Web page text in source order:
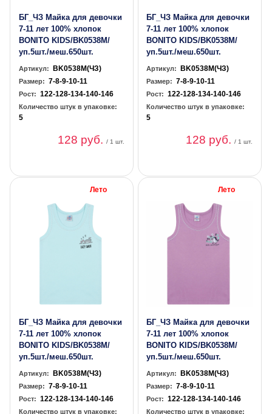
БГ_ЧЗ Майка для девочки
7-11 лет 100% хлопок
BONITO KIDS/BK0538M/
уп.5шт./меш.650шт.
Артикул: BK0538M(ЧЗ)
Размер: 7-8-9-10-11
Рост: 122-128-134-140-146
Количество штук в упаковке:
5
128 руб./ 1 шт.
БГ_ЧЗ Майка для девочки
7-11 лет 100% хлопок
BONITO KIDS/BK0538M/
уп.5шт./меш.650шт.
Артикул: BK0538M(ЧЗ)
Размер: 7-8-9-10-11
Рост: 122-128-134-140-146
Количество штук в упаковке:
5
128 руб./ 1 шт.
Лето
БГ_ЧЗ Майка для девочки
7-11 лет 100% хлопок
BONITO KIDS/BK0538M/
уп.5шт./меш.650шт.
Артикул: BK0538M(ЧЗ)
Размер: 7-8-9-10-11
Рост: 122-128-134-140-146
Количество штук в упаковке:
Лето
БГ_ЧЗ Майка для девочки
7-11 лет 100% хлопок
BONITO KIDS/BK0538M/
уп.5шт./меш.650шт.
Артикул: BK0538M(ЧЗ)
Размер: 7-8-9-10-11
Рост: 122-128-134-140-146
Количество штук в упаковке: